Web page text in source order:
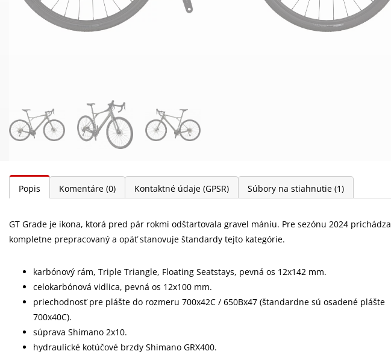
Popis Komentáre (0) Kontaktné údaje (GPSR) Súbory na stiahnutie (1)
GT Grade je ikona, ktorá pred pár rokmi odštartovala gravel mániu. Pre sezónu 2024 prichádza
kompletne prepracovaný a opäť stanovuje štandardy tejto kategórie.
karbónový rám, Triple Triangle, Floating Seatstays, pevná os 12x142 mm.
celokarbónová vidlica, pevná os 12x100 mm.
priechodnosť pre plášte do rozmeru 700x42C / 650Bx47 (štandardne sú osadené plášte
700x40C).
súprava Shimano 2x10.
hydraulické kotúčové brzdy Shimano GRX400.